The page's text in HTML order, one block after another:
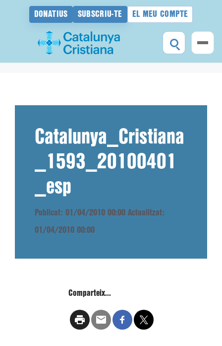
DONATIUS SUBSCRIU-TE EL MEU COMPTE
Catalunya_Cristiana
_1593_20100401
_esp
Publicat: 01/04/2010 00:00 Actualitzat:
01/04/2010 00:00
Comparteix...